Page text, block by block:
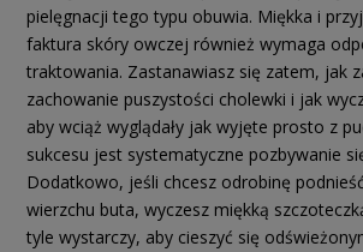
pielęgnacji tego typu obuwia. Miękka i
faktura skóry owczej również wymaga
traktowania. Zastanawiasz się zatem, jak
zachowanie puszystości cholewki i jak
aby wciąż wyglądały jak wyjęte prosto z
sukcesu jest systematyczne pozbywanie
Dodatkowo, jeśli chcesz odrobinę
wierzchu buta, wyczesz miękką
tyle wystarczy, aby cieszyć się